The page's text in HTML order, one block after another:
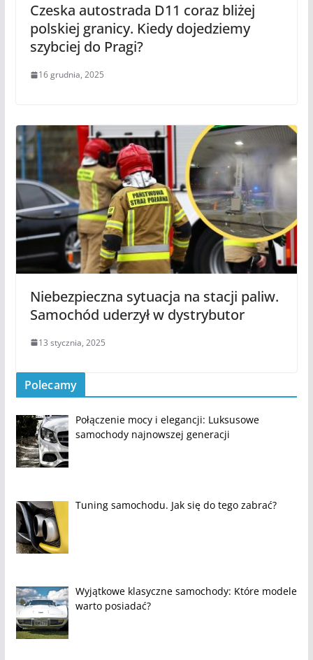
Czeska autostrada D11 coraz bliżej
polskiej granicy. Kiedy dojedziemy
szybciej do Pragi?
16 grudnia, 2025
Niebezpieczna sytuacja na stacji paliw.
Samochód uderzył w dystrybutor
13 stycznia, 2025
Polecamy
Połączenie mocy i elegancji: Luksusowe
samochody najnowszej generacji
Tuning samochodu. Jak się do tego zabrać?
Wyjątkowe klasyczne samochody: Które modele
warto posiadać?